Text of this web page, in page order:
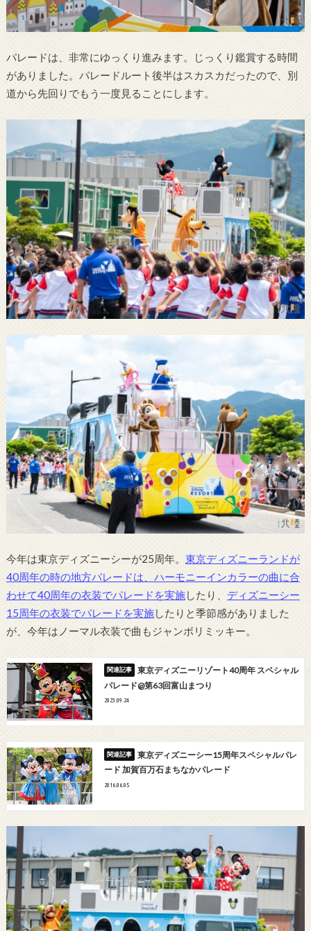
パレードは、非常にゆっくり進みます。じっくり鑑賞する時間
がありました。パレードルート後半はスカスカだったので、別
道から先回りでもう一度見ることにします。
今年は東京ディズニーシーが25周年。 東京ディズニーランドが
40周年の時の地方パレードは、ハーモニーインカラーの曲に合
わせて40周年の衣装でパレードを実施したり、 ディズニーシー
15周年の衣装でパレードを実施したりと季節感がありました
が、今年はノーマル衣装で曲もジャンボリミッキー。
東京ディズニーリゾート40周年 スペシャル
パレード@第63回富山まつり
2023.09.24
東京ディズニーシー15周年スペシャルパレ
ード 加賀百万石まちなかパレード
2016.06.05